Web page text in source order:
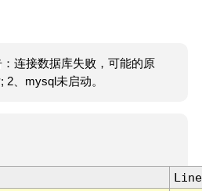
连接数据库失败，可能的原
2、mysql未启动。
Line